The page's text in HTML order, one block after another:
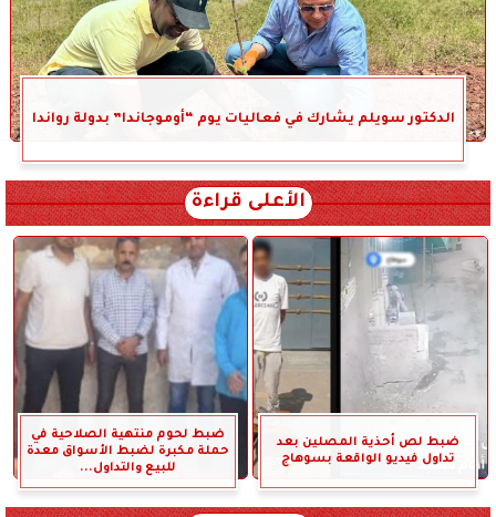
الدكتور سويلم يشارك في فعاليات يوم “أوموجاندا” بدولة رواندا
الأعلى قراءة
ضبط لص أحذية المصلين بعد
تداول فيديو الواقعة بسوهاج
ضبط لحوم منتهية الصلاحية في
حملة مكبرة لضبط الأسواق معدة
للبيع والتداول...